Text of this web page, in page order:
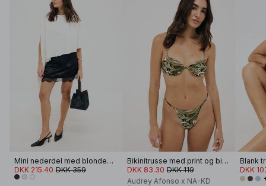
Mini nederdel med blondedetaljer
DKK 215.40 DKK 359
Bikinitrusse med print og bindedetalje
DKK 83.30 DKK 119
Audrey Afonso x NA-KD
Blank
DKK